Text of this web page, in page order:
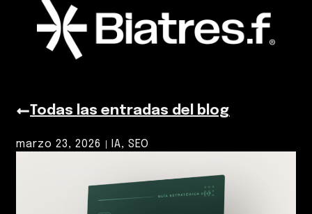
Todas las entradas del blog
marzo 23, 2026 IA,SEO